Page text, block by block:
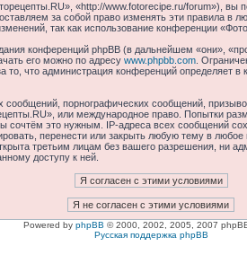
«http://www.fotorecipe.ru/forum»), вы
за собой право изменять эти правила
так как использование конференции
конференций phpBB (в дальнейшем «они»,
его можно по адресу www.phpbb.com.
то, что администрация конференций определяет
порнографических сообщений,
или международное право. Попытки
это нужным. IP-адреса всех сообщений
перенести или закрыть любую тему в
третьим лицам без вашего разрешения, ни
доступу к ней.
Powered by phpBB © 2000, 2002, 2005, 2007
Русская поддержка phpBB